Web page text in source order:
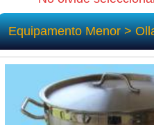
Equipamento Menor>